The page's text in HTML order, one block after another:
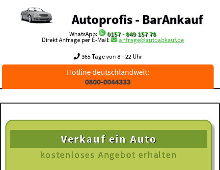
Autoprofis - BarAnkauf
WhatsApp:
0157 - 849 157 78
Direkt Anfrage per E-Mail:
anfrage@autoabkauf.de
365 Tage von 8 - 22 Uhr
Hotline deutschlandweit:
0800-0044333
Verkauf ein Auto
kostenloses Angebot erhalten